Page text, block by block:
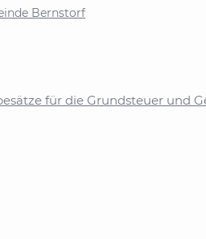
Bernstorf
für die Grundsteuer und